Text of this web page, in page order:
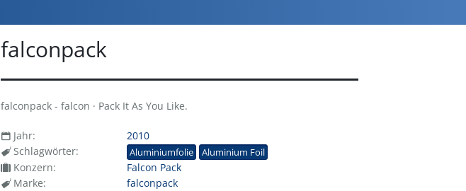
falconpack
falconpack - falcon · Pack It As You Like.
Jahr:
2010
Schlagwörter:
Aluminiumfolie Aluminium Foil
Konzern:
Falcon Pack
Marke:
falconpack